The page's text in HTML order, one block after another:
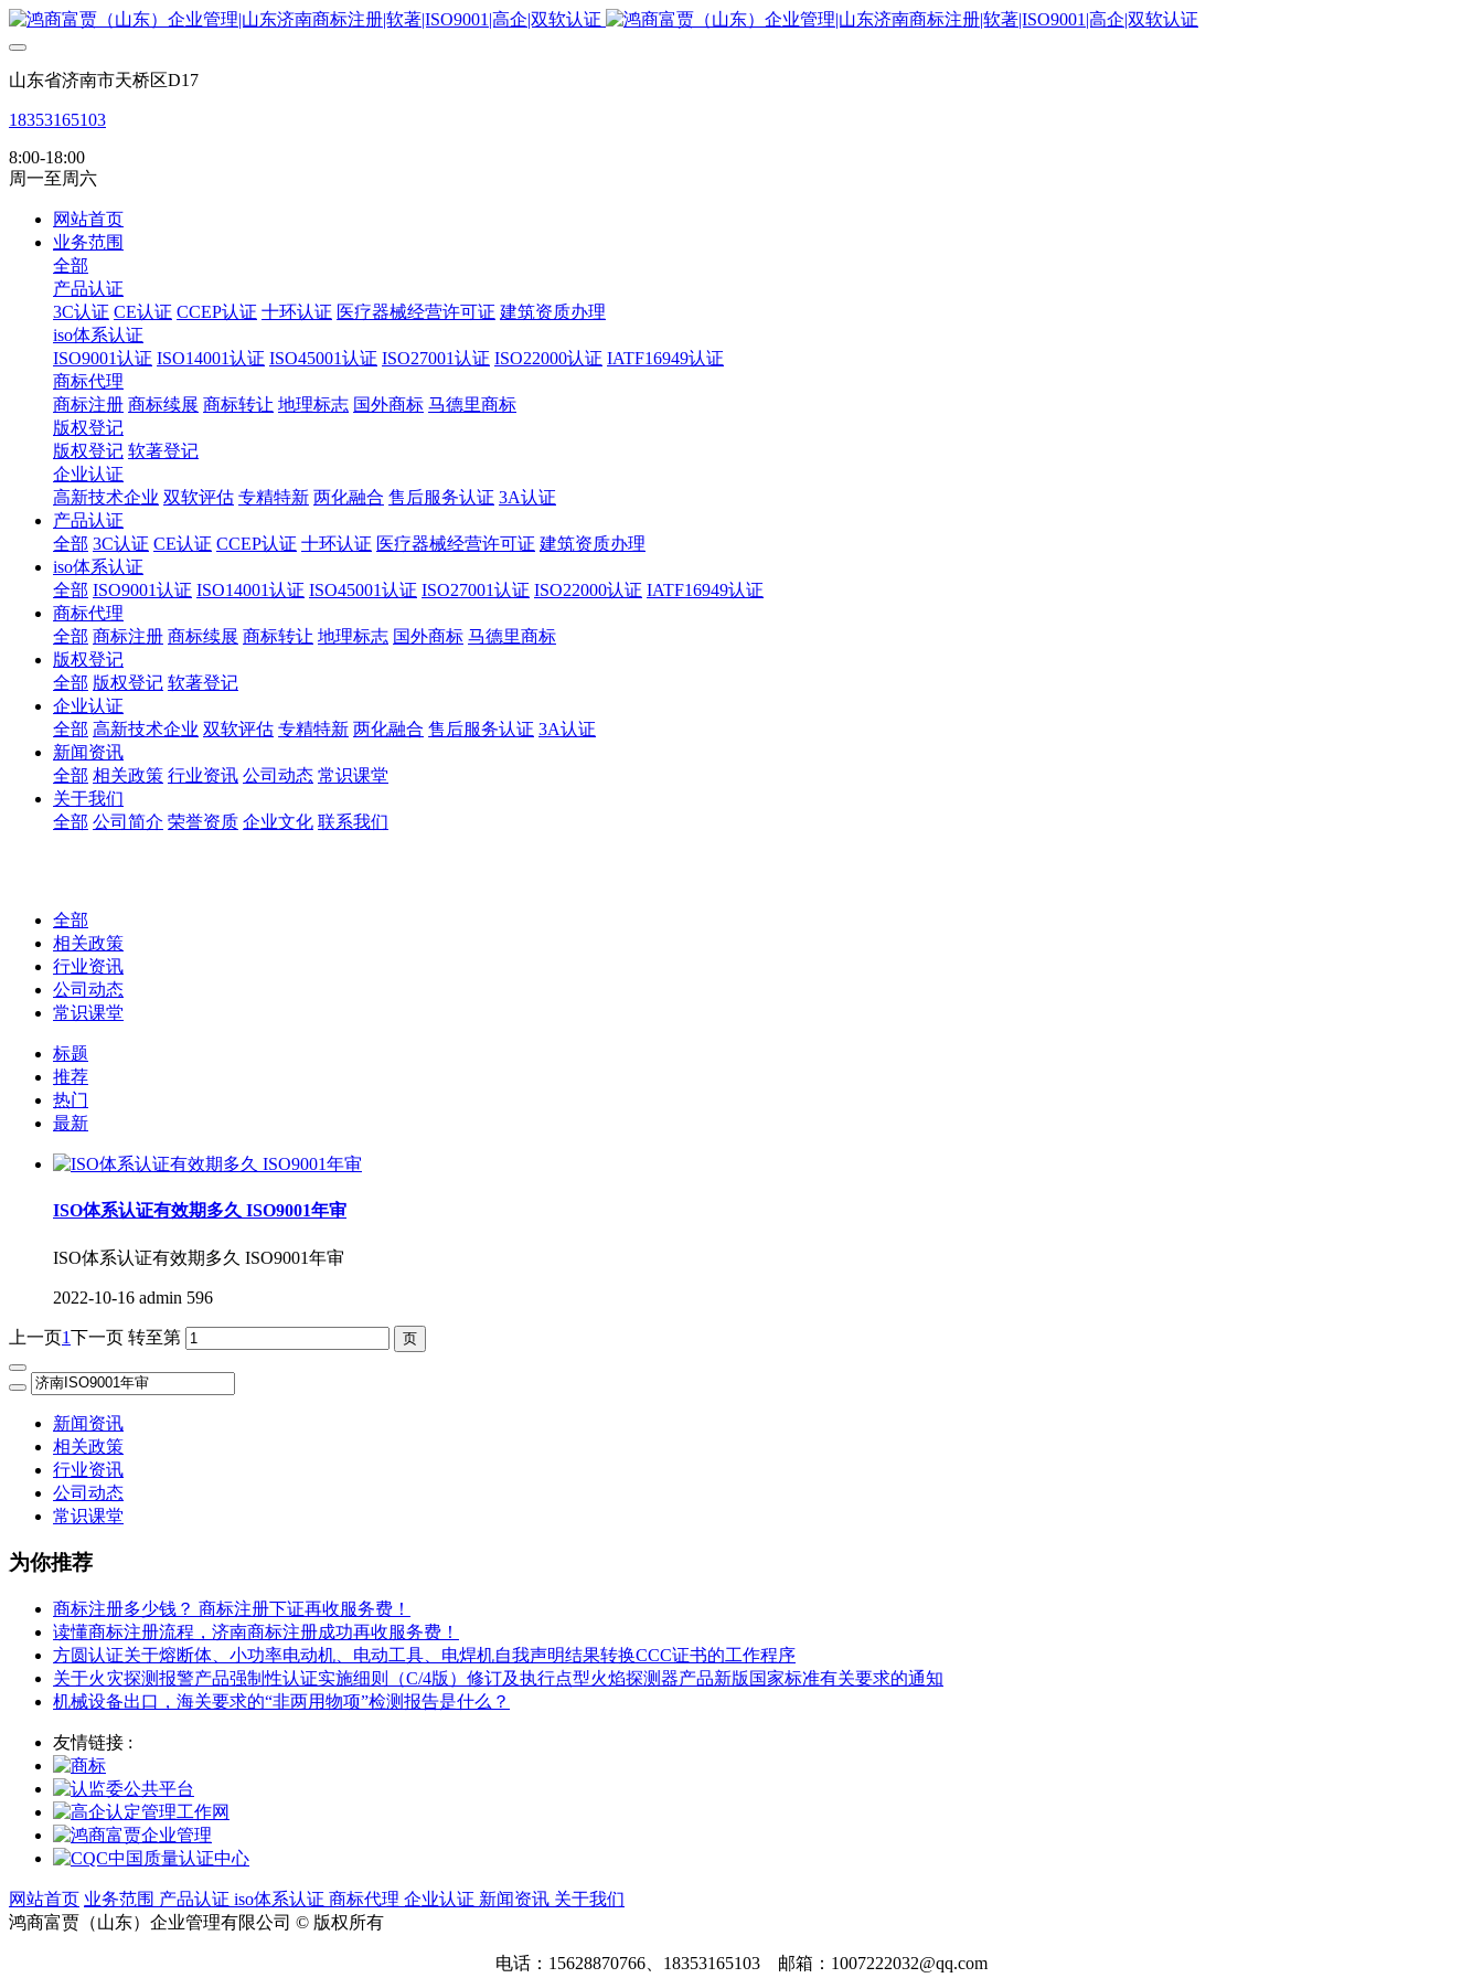
山东省济南市天桥区D17
18353165103
8:00-18:00
周一至周六
网站首页
业务范围
全部
产品认证
3C认证 CE认证 CCEP认证 十环认证 医疗器械经营许可证 建筑资质办理
iso体系认证
ISO9001认证 ISO14001认证 ISO45001认证 ISO27001认证 ISO22000认证 IATF16949认证
商标代理
商标注册 商标续展 商标转让 地理标志 国外商标 马德里商标
版权登记
版权登记 软著登记
企业认证
高新技术企业 双软评估 专精特新 两化融合 售后服务认证 3A认证
产品认证
全部 3C认证 CE认证 CCEP认证 十环认证 医疗器械经营许可证 建筑资质办理
iso体系认证
全部 ISO9001认证 ISO14001认证 ISO45001认证 ISO27001认证 ISO22000认证 IATF16949认证
商标代理
全部 商标注册 商标续展 商标转让 地理标志 国外商标 马德里商标
版权登记
全部 版权登记 软著登记
企业认证
全部 高新技术企业 双软评估 专精特新 两化融合 售后服务认证 3A认证
新闻资讯
全部 相关政策 行业资讯 公司动态 常识课堂
关于我们
全部 公司简介 荣誉资质 企业文化 联系我们
全部
相关政策
行业资讯
公司动态
常识课堂
标题
推荐
热门
最新
ISO体系认证有效期多久 ISO9001年审
ISO体系认证有效期多久 ISO9001年审
2022-10-16 admin 596
上一页1下一页 转至第
新闻资讯
相关政策
行业资讯
公司动态
常识课堂
为你推荐
商标注册多少钱？ 商标注册下证再收服务费！
读懂商标注册流程，济南商标注册成功再收服务费！
方圆认证关于熔断体、小功率电动机、电动工具、电焊机自我声明结果转换CCC证书的工作程序
关于火灾探测报警产品强制性认证实施细则（C/4版）修订及执行点型火焰探测器产品新版国家标准有关要求的通知
机械设备出口，海关要求的“非两用物项”检测报告是什么？
友情链接 :
网站首页 业务范围 产品认证 iso体系认证 商标代理 企业认证 新闻资讯 关于我们
鸿商富贾（山东）企业管理有限公司 © 版权所有
电话：15628870766、18353165103 邮箱：1007222032@qq.com